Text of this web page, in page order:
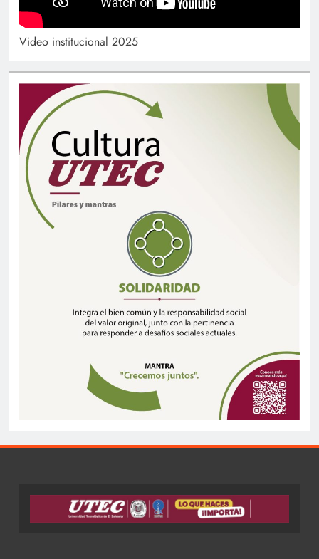
Video institucional 2025